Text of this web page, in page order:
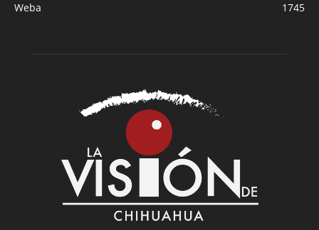
Weba
1745